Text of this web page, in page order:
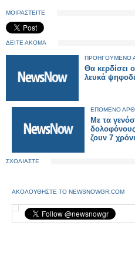
ΜΟΙΡΑΣΤΕΙΤΕ
ΔΕΙΤΕ ΑΚΟΜΑ
ΠΡΟΗΓΟΥΜΕΝΟ
Θα κερδίσει
λευκά
ΕΠΟΜΕΝΟ
Με τα
ζουν 7
ΣΧΟΛΙΑΣΤΕ
ΑΚΟΛΟΥΘΗΣΤΕ ΤΟ NEWSNOWGR.COM